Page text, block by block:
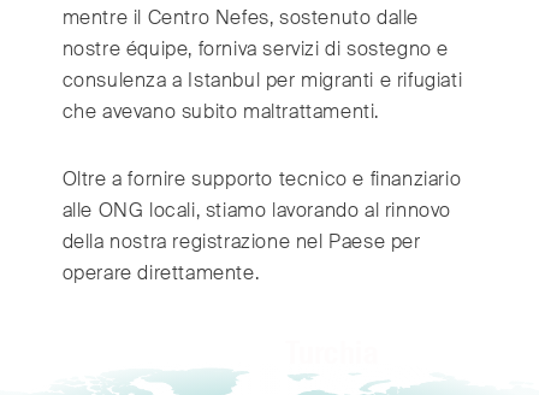
mentre il Centro Nefes, sostenuto dalle
nostre équipe, forniva servizi di sostegno e
consulenza a Istanbul per migranti e rifugiati
che avevano subito maltrattamenti.
Oltre a fornire supporto tecnico e finanziario
alle ONG locali, stiamo lavorando al rinnovo
della nostra registrazione nel Paese per
operare direttamente.